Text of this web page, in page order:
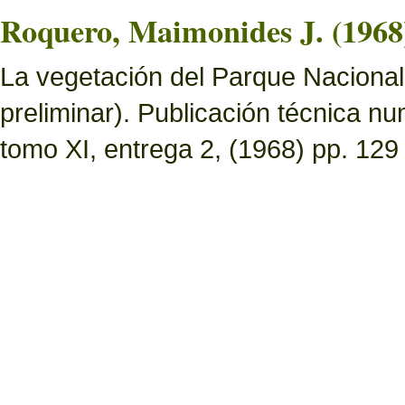
Roquero, Maimonides J.
La vegetación del Parque
preliminar). Publicación técnica
tomo XI, entrega 2, (1968) pp.